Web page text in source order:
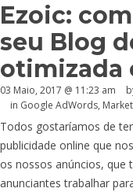
Ezoic:
seu Blog
otimizada
03 Maio, 2017 @ 11:23 am
in Google AdWords,
Todos gostaríamos de
publicidade online que
os nossos anúncios, que
anunciantes trabalhar